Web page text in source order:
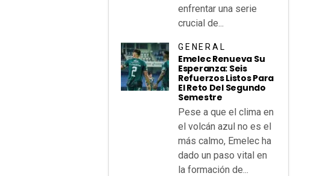
enfrentar una serie
crucial de...
GENERAL
Emelec Renueva Su
Esperanza: Seis
Refuerzos Listos Para
El Reto Del Segundo
Semestre
Pese a que el clima en
el volcán azul no es el
más calmo, Emelec ha
dado un paso vital en
la formación de...